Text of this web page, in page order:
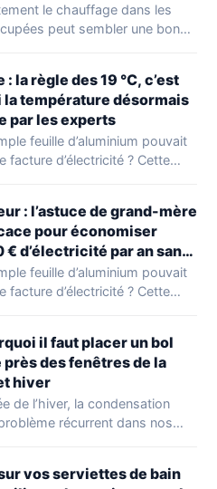
le chauffage dans les
peut sembler une bonne
: la règle des 19 °C, c’est
la température désormais
par les experts
feuille d’aluminium pouvait
facture d’électricité ? Cette
: l’astuce de grand-mère
pour économiser
€ d’électricité par an sans
feuille d’aluminium pouvait
facture d’électricité ? Cette
il faut placer un bol
près des fenêtres de la
hiver
de l’hiver, la condensation
récurrent dans nos
vos serviettes de bain